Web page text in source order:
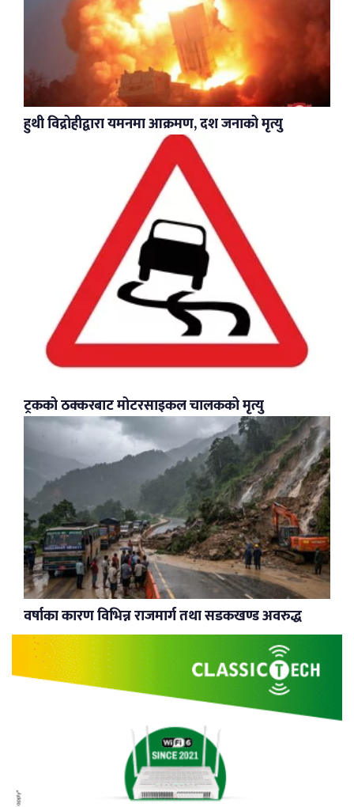
हुथी विद्रोहीद्वारा यमनमा आक्रमण, दश जनाको मृत्यु
ट्रकको ठक्करबाट मोटरसाइकल चालकको मृत्यु
वर्षाका कारण विभिन्न राजमार्ग तथा सडकखण्ड अवरुद्ध